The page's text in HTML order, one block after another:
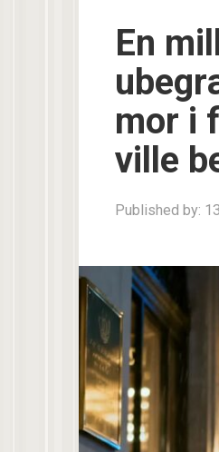
En
mor i
ville
Published by: